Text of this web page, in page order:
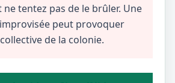
ne tentez pas de le brûler. Une
peut provoquer
de la colonie.